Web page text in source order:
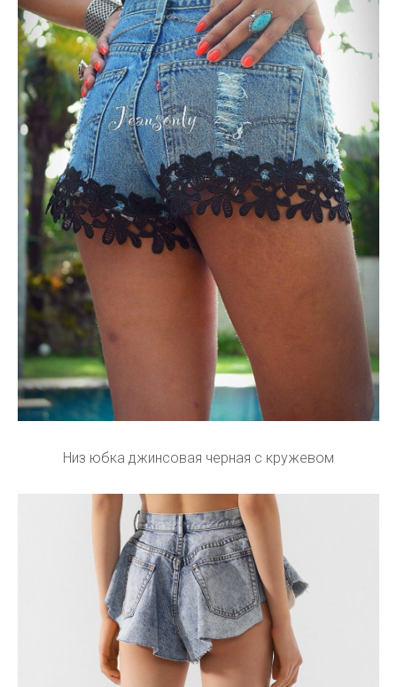
Низ юбка джинсовая черная с кружевом